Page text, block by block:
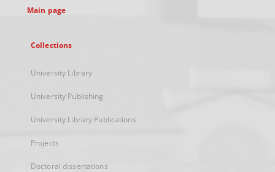
Main page
Collections
University Library
University Publishing
University Library Publications
Projects
Doctoral dissertations